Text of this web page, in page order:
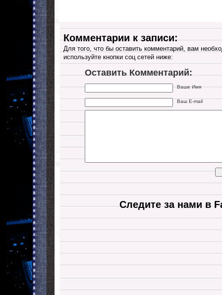
Комментарии к записи:
Для того, что бы оставить комментарий, вам
используйте кнопки соц сетей ниже:
Оставить Комментарий:
Ваше Имя
Ваш E-mail
Следите за нами в